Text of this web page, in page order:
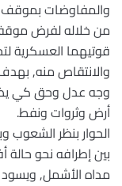
والمفاوضات
من خلاله لفرض
قوتيهما العسكرية
والانتقاص منه,
وجه عدل وحق كي
أرض وثروات ونفط.
الحوار بنظر الشعوب
بين إطرافه نحو
مداه الأشمل, ويسود